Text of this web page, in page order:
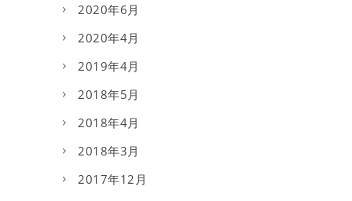
2020年6月
2020年4月
2019年4月
2018年5月
2018年4月
2018年3月
2017年12月